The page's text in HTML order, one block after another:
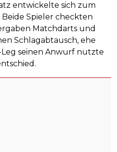
entwickelte sich zum
Spieler checkten
Matchdarts und
Schlagabtausch, ehe
seinen Anwurf nutzte